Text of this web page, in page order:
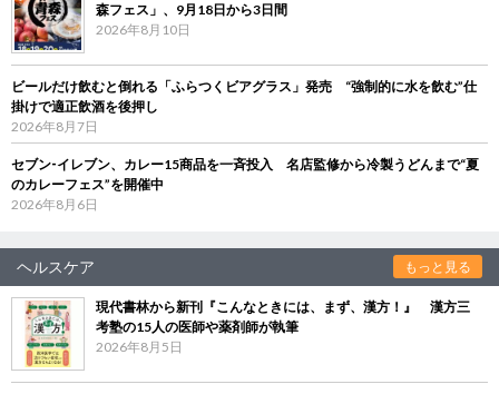
森フェス」、9月18日から3日間
2026年8月10日
ビールだけ飲むと倒れる「ふらつくビアグラス」発売 “強制的に水を飲む”仕
掛けで適正飲酒を後押し
2026年8月7日
セブン‐イレブン、カレー15商品を一斉投入 名店監修から冷製うどんまで“夏
のカレーフェス”を開催中
2026年8月6日
ヘルスケア もっと見る
現代書林から新刊『こんなときには、まず、漢方！』 漢方三
考塾の15人の医師や薬剤師が執筆
2026年8月5日